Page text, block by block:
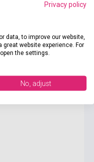
beszerzési idő két-
Privacy policy
data, to improve our website,
website experience. For
the settings.
No, adjust